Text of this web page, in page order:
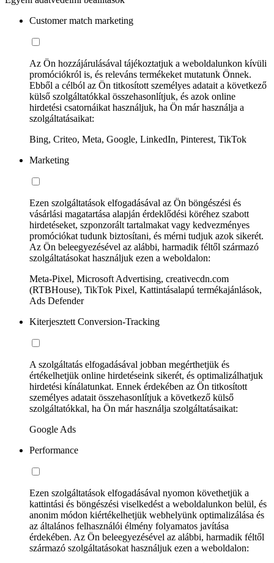
Customer match marketing
Az Ön hozzájárulásával tájékoztatjuk a weboldalunkon kívüli
promóciókról is, és releváns termékeket mutatunk Önnek.
Ebből a célból az Ön titkosított személyes adatait a következő
külső szolgáltatókkal összehasonlítjuk, és azok online
hirdetési csatornáikat használjuk, ha Ön már használja a
szolgáltatásaikat:
Bing, Criteo, Meta, Google, LinkedIn, Pinterest, TikTok
Marketing
Ezen szolgáltatások elfogadásával az Ön böngészési és
vásárlási magatartása alapján érdeklődési köréhez szabott
hirdetéseket, szponzorált tartalmakat vagy kedvezményes
promóciókat tudunk biztosítani, és mérni tudjuk azok sikerét.
Az Ön beleegyezésével az alábbi, harmadik féltől származó
szolgáltatásokat használjuk ezen a weboldalon:
Meta-Pixel, Microsoft Advertising, creativecdn.com
(RTBHouse), TikTok Pixel, Kattintásalapú termékajánlások,
Ads Defender
Kiterjesztett Conversion-Tracking
A szolgáltatás elfogadásával jobban megérthetjük és
értékelhetjük online hirdetéseink sikerét, és optimalizálhatjuk
hirdetési kínálatunkat. Ennek érdekében az Ön titkosított
személyes adatait összehasonlítjuk a következő külső
szolgáltatókkal, ha Ön már használja szolgáltatásaikat:
Google Ads
Performance
Ezen szolgáltatások elfogadásával nyomon követhetjük a
kattintási és böngészési viselkedést a weboldalunkon belül, és
anonim módon kiértékelhetjük webhelyünk optimalizálása és
az általános felhasználói élmény folyamatos javítása
érdekében. Az Ön beleegyezésével az alábbi, harmadik féltől
származó szolgáltatásokat használjuk ezen a weboldalon: